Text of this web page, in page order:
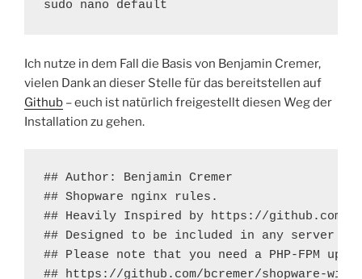
sudo nano default
Ich nutze in dem Fall die Basis von Benjamin Cremer,
vielen Dank an dieser Stelle für das bereitstellen auf
Github – euch ist natürlich freigestellt diesen Weg der
Installation zu gehen.
## Author: Benjamin Cremer
## Shopware nginx rules.
## Heavily Inspired by https://github.com/
## Designed to be included in any server
## Please note that you need a PHP-FPM
## https://github.com/bcremer/shopware-